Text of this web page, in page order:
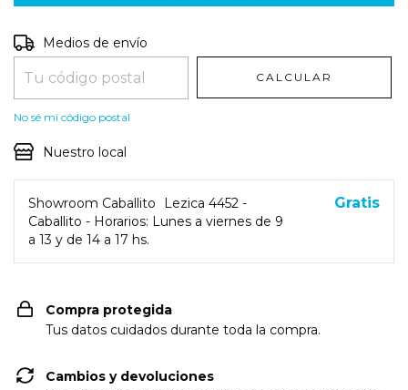
Entregas para el CP:
Medios de envío
CALCULAR
No sé mi código postal
Nuestro local
Showroom Caballito
Lezica 4452 -
Caballito - Horarios: Lunes a viernes de 9
a 13 y de 14 a 17 hs.
Gratis
Compra protegida
Tus datos cuidados durante toda la compra.
Cambios y devoluciones